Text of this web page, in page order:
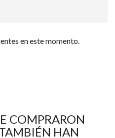
en este momento.
COMPRARON
HAN